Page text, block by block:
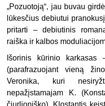
„Pozuotoją“, jau buvau
lūkesčius debiutui
pritarti – debiutinis
raiška ir kalbos
Išorinis kūrinio karkasas
(parafrazuojant vieną
Veronika, kuri
nepažįstamajam K.